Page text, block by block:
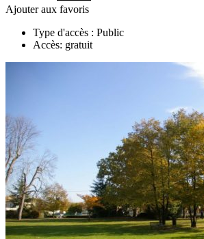
Ajouter aux favoris
Type d'accès : Public
Accès: gratuit